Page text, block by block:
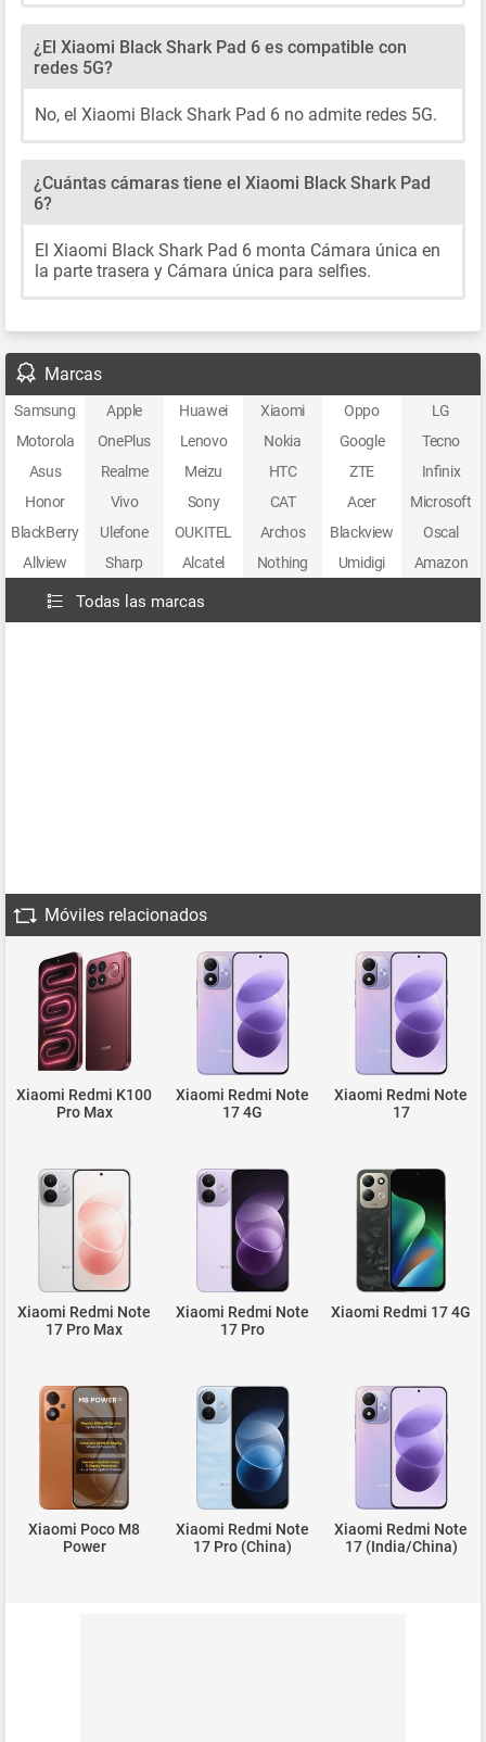
¿El Xiaomi Black Shark Pad 6 es compatible con
redes 5G?
No, el Xiaomi Black Shark Pad 6 no admite redes 5G.
¿Cuántas cámaras tiene el Xiaomi Black Shark Pad
6?
El Xiaomi Black Shark Pad 6 monta Cámara única en
la parte trasera y Cámara única para selfies.
Marcas
Samsung Apple Huawei Xiaomi Oppo
LG
Motorola
OnePlus Lenovo Nokia Google
Tecno
Asus
Realme Meizu HTC ZTE
Infinix
Honor
Vivo Sony CAT Acer
Microsoft
BlackBerry
Ulefone OUKITEL Archos Blackview
Oscal
Allview
Sharp Alcatel Nothing Umidigi Amazon
Todas las marcas
Móviles relacionados
Xiaomi Redmi K100
Pro Max
Xiaomi Redmi Note
17 4G
Xiaomi Redmi Note
17
Xiaomi Redmi Note
17 Pro Max
Xiaomi Redmi Note
17 Pro
Xiaomi Redmi 17 4G
Xiaomi Poco M8
Power
Xiaomi Redmi Note
17 Pro (China)
Xiaomi Redmi Note
17 (India/China)